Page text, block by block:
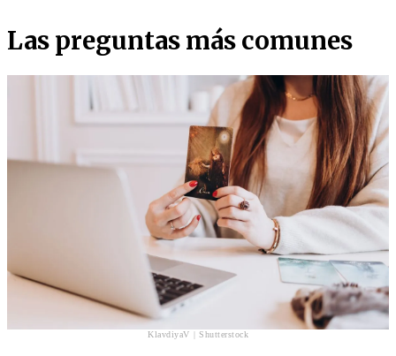
Las preguntas más comunes
KlavdiyaV | Shutterstock